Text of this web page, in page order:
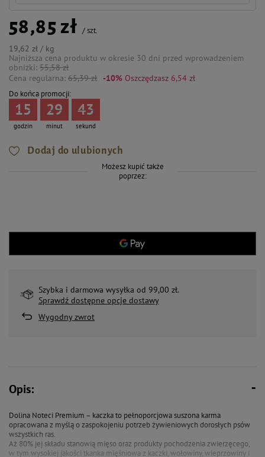
58,85 zł /szt.
19,62 zł / kg
Najniższa cena produktu w okresie 30 dni przed wprowadzeniem
obniżki: 55,58 zł
Cena regularna: 65,39 zł -10% Oszczędzasz 6,54 zł
Do końca promocji:
godzin
15
minut
29
sekund
43
Dodaj do ulubionych
Możesz kupić także
poprzez:
Szybka i darmowa wysyłka od 99,00 zł.
Sprawdź dostępne opcje dostawy
Wygodny zwrot
Opis:
Dolina Noteci Premium – kaczka to pełnoporcjowa suszona karma
opracowana z myślą o zaspokojeniu potrzeb żywieniowych dorosłych psów
wszystkich ras.
Aż 80% jej składu stanowią mięso oraz produkty pochodzenia zwierzęcego,
w tym wysokiej jakości tkanka mięśniowa z kaczki, wołowiny, wieprzowiny i